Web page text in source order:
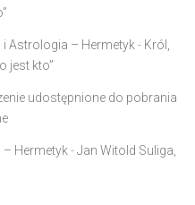
i Astrologia – Hermetyk - Król,
jest kto”
udostępnione do pobrania
Hermetyk -Jan Witold Suliga,